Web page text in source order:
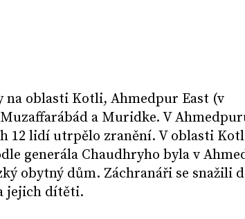
na oblasti Kotli, Ahmedpur East (v
a Muridke. V
12 lidí utrpělo zranění. V oblasti
generála Chaudhryho byla v
obytný dům. Záchranáři se snažili
jejich dítěti.